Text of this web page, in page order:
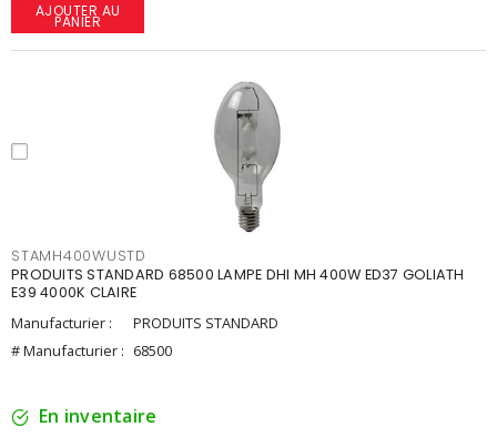
AJOUTER AU
PANIER
STAMH400WUSTD
PRODUITS STANDARD 68500 LAMPE DHI MH 400W ED37 GOLIATH
E39 4000K CLAIRE
Manufacturier :
PRODUITS STANDARD
# Manufacturier : 68500
En inventaire